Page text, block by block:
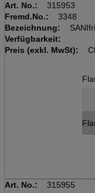
Art. No.:
315953
Fremd.No.:
3348
Bezeichnung:
Verfügbarkeit:
Preis (exkl. MwSt):
Art. No.:
315955